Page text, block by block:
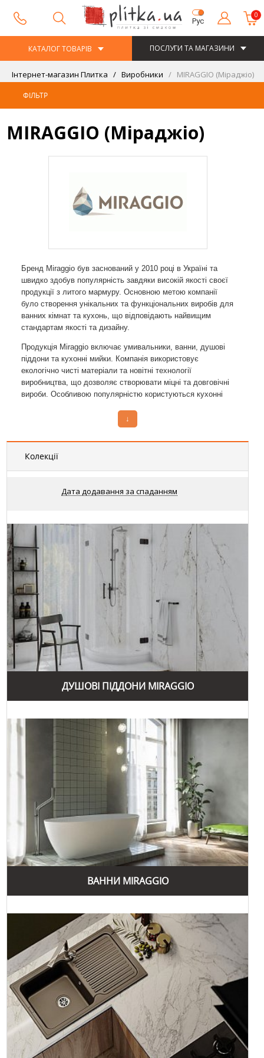
Рус
0
КАТАЛОГ ТОВАРІВ ПОСЛУГИ ТА МАГАЗИНИ
Інтернет-магазин Плитка Виробники MIRAGGIO (Міраджіо)
ФІЛЬТР
MIRAGGIO (Міраджіо)
Бренд Miraggio був заснований у 2010 році в Україні та
швидко здобув популярність завдяки високій якості своєї
продукції з литого мармуру. Основною метою компанії
було створення унікальних та функціональних виробів для
ванних кімнат та кухонь, що відповідають найвищим
стандартам якості та дизайну.
Продукція Miraggio включає умивальники, ванни, душові
піддони та кухонні мийки. Компанія використовує
екологічно чисті матеріали та новітні технології
виробництва, що дозволяє створювати міцні та довговічні
вироби. Особливою популярністю користуються кухонні
замовленнями. Це дозволяє клієнтам отримати унікальні
вироби, які ідеально підходять до їх інтер'єру та
меблі для ванної кімнати в інтернет магазині
Сантехніка Miraggio широко відома не тільки в Україні, але
й за її межами. Компанія експортує свої вироби до понад
20 країн світу, забезпечуючи високий рівень
обслуговування та підтримки клієнтів. Якщо вам потрібна
сантехніка в Дніпропетровську
, зверніть увагу на
широкий асортимент продукції Miraggio.
Компанія Miraggio постійно працює над вдосконаленням
своєї продукції та впровадженням нових технологій. Вони
пропонують широкий вибір умивальників, ванн, душових
піддонів та кухонних мийок, які відрізняються високою
якістю, стильним дизайном та функціональністю. Завдяки
цьому Miraggio залишається лідером на ринку сантехніки
доставку та встановлення. Компанія також пропонує
послуги з ремонту та реставрації, що дозволяє зберегти
продукцію в ідеальному стані протягом багатьох років.
Завдяки високій якості, інноваційним технологіям та
індивідуальному підходу до кожного клієнта, бренд
Miraggio заслужив довіру та визнання на ринку сантехніки.
Вибираючи продукцію Miraggio, ви отримуєте не тільки
стильний та функціональний виріб, але й гарантію
надійності та довговічності.
Бренд Miraggio відомий своїми унікальними колекціями
сантехніки, які поєднують стиль, функціональність та
високу якість. Однією з найпопулярніших колекцій є
колекція "Elegance", яка включає умивальники, ванни та
литого мармуру.
Колекція "Classic" включає кухонні мийки, які виготовлені
з кварцевого піску. Вони стійкі до подряпин та високих
температур, а також мають антибактеріальні властивості.
Ці мийки ідеально підходять для будь-якої кухні та
забезпечують довговічність і практичність.
Колекція "Luxury" представлена меблями для ванних
кімнат, які включають тумби, дзеркала та шафи. Всі
вироби виготовлені з вологостійких матеріалів, що
забезпечує їх довговічність та збереження естетичного
вигляду протягом багатьох років. Дизайн меблів поєднує в
↓
Колекції
Дата додавання за спаданням
ДУШОВІ ПІДДОНИ MIRAGGIO
ВАННИ MIRAGGIO